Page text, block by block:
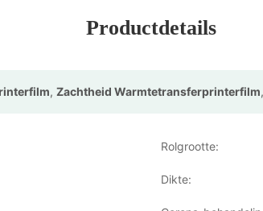
Productdetails
, Zachtheid Warmtetransferprinterfilm,
Rolgrootte:
Dikte: